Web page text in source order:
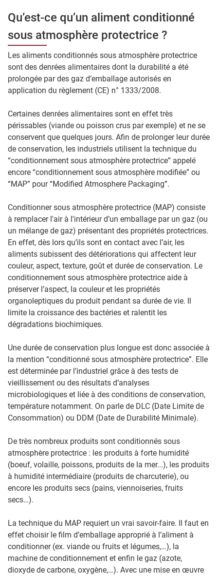
Qu’est-ce qu’un aliment conditionné
sous atmosphère protectrice ?
Les aliments conditionnés sous atmosphère protectrice
sont des denrées alimentaires dont la durabilité a été
prolongée par des gaz d’emballage autorisés en
application du règlement (CE) n° 1333/2008.
Certaines denrées alimentaires sont en effet très
périssables (viande ou poisson crus par exemple) et ne se
conservent que quelques jours. Afin de prolonger leur durée
de conservation, les industriels utilisent la technique du
“conditionnement sous atmosphère protectrice” appelé
encore “conditionnement sous atmosphère modifiée” ou
“MAP” pour “Modified Atmosphere Packaging”.
Conditionner sous atmosphère protectrice (MAP) consiste
à remplacer l'air à l'intérieur d’un emballage par un gaz (ou
un mélange de gaz) présentant des propriétés protectrices.
En effet, dès lors qu’ils sont en contact avec l’air, les
aliments subissent des détériorations qui affectent leur
couleur, aspect, texture, goût et durée de conservation. Le
conditionnement sous atmosphère protectrice aide à
préserver l’aspect, la couleur et les propriétés
organoleptiques du produit pendant sa durée de vie. Il
limite la croissance des bactéries et ralentit les
dégradations biochimiques.
Une durée de conservation plus longue est donc associée à
la mention “conditionné sous atmosphère protectrice”. Elle
est déterminée par l’industriel grâce à des tests de
vieillissement ou des résultats d’analyses
microbiologiques et liée à des conditions de conservation,
température notamment. On parle de DLC (Date Limite de
Consommation) ou DDM (Date de Durabilité Minimale).
De très nombreux produits sont conditionnés sous
atmosphère protectrice : les produits à forte humidité
(boeuf, volaille, poissons, produits de la mer...), les produits
à humidité intermédiaire (produits de charcuterie), ou
encore les produits secs (pains, viennoiseries, fruits
secs…).
La technique du MAP requiert un vrai savoir-faire. Il faut en
effet choisir le film d’emballage approprié à l’aliment à
conditionner (ex. viande ou fruits et légumes,…), la
machine de conditionnement et enfin le gaz (azote,
dioxyde de carbone, oxygène,…). Avec une mise en œuvre